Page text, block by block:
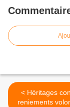
< Héritages conflictuels:
reniements